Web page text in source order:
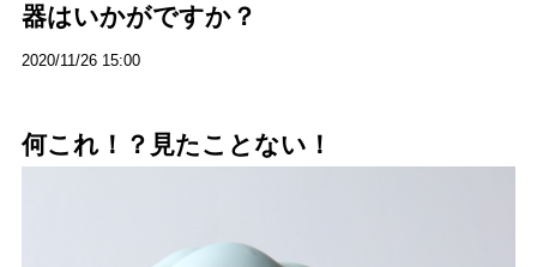
器はいかがですか？
2020/11/26 15:00
何これ！？見たことない！